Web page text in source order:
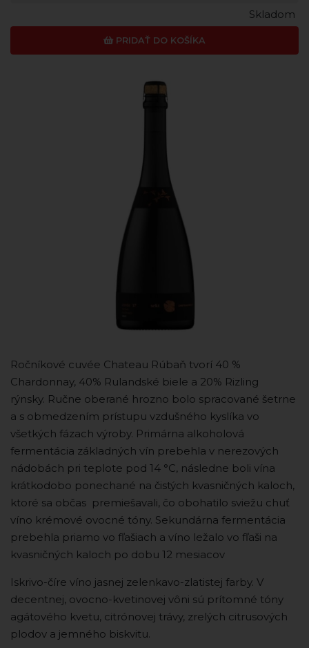
PRIDAŤ DO KOŠÍKA
Skladom
Ročníkové cuvée Chateau Rúbaň tvorí 40 %
Chardonnay, 40% Rulandské biele a 20% Rizling
rýnsky. Ručne oberané hrozno bolo spracované šetrne
a s obmedzením prístupu vzdušného kyslíka vo
všetkých fázach výroby. Primárna alkoholová
fermentácia základných vín prebehla v nerezových
nádobách pri teplote pod 14 °C, následne boli vína
krátkodobo ponechané na čistých kvasničných kaloch,
ktoré sa občas premiešavali, čo obohatilo sviežu chuť
víno krémové ovocné tóny. Sekundárna fermentácia
prebehla priamo vo fľašiach a víno ležalo vo fľaši na
kvasničných kaloch po dobu 12 mesiacov
Iskrivo-číre víno jasnej zelenkavo-zlatistej farby. V
decentnej, ovocno-kvetinovej vôni sú prítomné tóny
agátového kvetu, citrónovej trávy, zrelých citrusových
plodov a jemného biskvitu.